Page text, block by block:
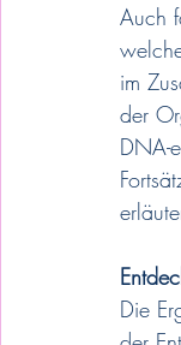
Auch
im
der
DNA-
Die